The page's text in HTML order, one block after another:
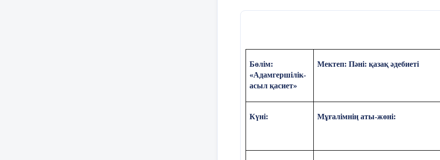
Сабақтың тақырыбы мен
Бөлім:
«Адамгершілік-
асыл қасиет»
Мектеп: Пәні: қазақ әдебиеті
Күні: Мұғалімнің аты-жөні: